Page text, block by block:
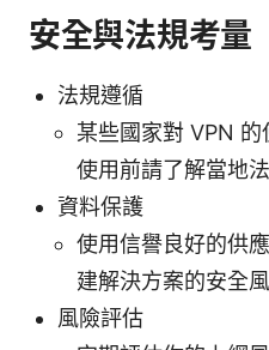
安全與法規考量
法規遵循
某些國家對 VPN 的
使用前請了解當地
資料保護
使用信譽良好的供
建解決方案的安全
風險評估